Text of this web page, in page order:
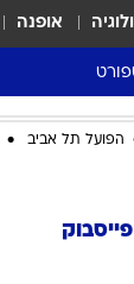
אופנה
הפועל תל אביב
פייסבוק